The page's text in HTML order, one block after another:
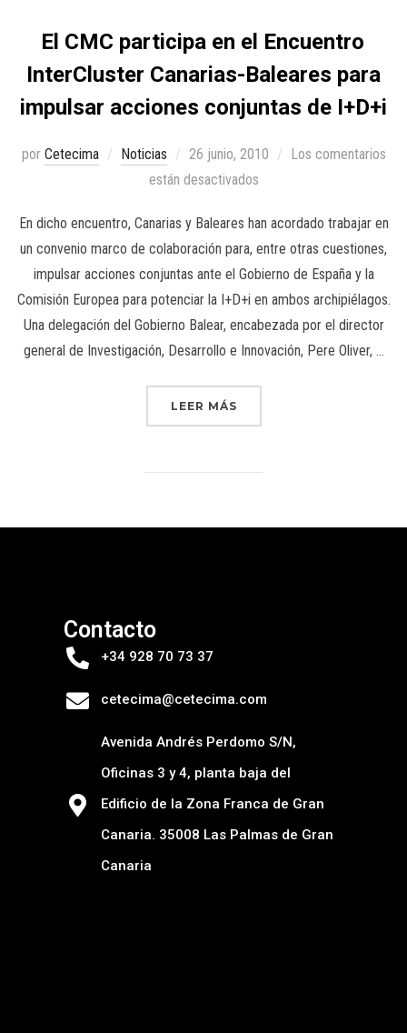
El CMC participa en el Encuentro
InterCluster Canarias-Baleares para
impulsar acciones conjuntas de I+D+i
por Cetecima Noticias 26 junio, 2010
Los comentarios
están desactivados
En dicho encuentro, Canarias y Baleares han acordado trabajar en
un convenio marco de colaboración para, entre otras cuestiones,
impulsar acciones conjuntas ante el Gobierno de España y la
Comisión Europea para potenciar la I+D+i en ambos archipiélagos.
Una delegación del Gobierno Balear, encabezada por el director
general de Investigación, Desarrollo e Innovación, Pere Oliver, …
LEER MÁS
Contacto
+34 928 70 73 37
cetecima@cetecima.com
Avenida Andrés Perdomo S/N,
Oficinas 3 y 4, planta baja del
Edificio de la Zona Franca de Gran
Canaria. 35008 Las Palmas de Gran
Canaria